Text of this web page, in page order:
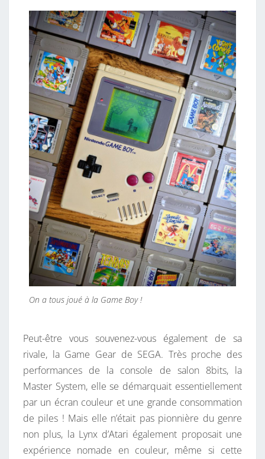
S
T
E
R
On a tous joué à la Game Boy !
Peut-être vous souvenez-vous également de sa
rivale, la Game Gear de SEGA. Très proche des
performances de la console de salon 8bits, la
Master System, elle se démarquait essentiellement
par un écran couleur et une grande consommation
de piles ! Mais elle n’était pas pionnière du genre
non plus, la Lynx d’Atari également proposait une
expérience nomade en couleur, même si cette